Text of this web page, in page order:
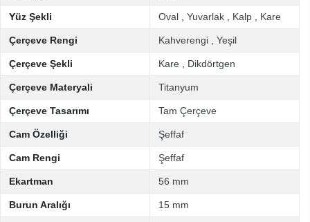
Yüz Şekli Oval Yuvarlak Kalp Kare
Çerçeve Rengi Kahverengi Yeşil
Çerçeve Şekli Kare Dikdörtgen
Çerçeve Materyali Titanyum
Çerçeve Tasarımı Tam Çerçeve
Cam Özelliği Şeffaf
Cam Rengi Şeffaf
Ekartman 56 mm
Burun Aralığı 15 mm